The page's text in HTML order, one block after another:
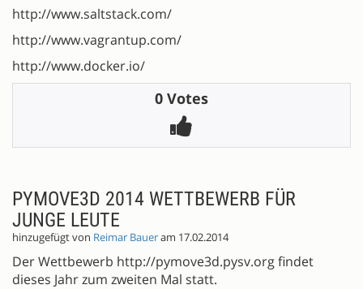
http://www.saltstack.com/
http://www.vagrantup.com/
http://www.docker.io/
0 Votes
PYMOVE3D 2014 WETTBEWERB FÜR
JUNGE LEUTE
hinzugefügt von Reimar Baueram 17.02.2014
Der Wettbewerb http://pymove3d.pysv.org findet
dieses Jahr zum zweiten Mal statt.